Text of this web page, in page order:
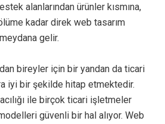
alanlarından ürünler kısmına,
kadar direk web tasarım
gelir.
bireyler için bir yandan da ticari
iyi bir şekilde hitap etmektedir.
ile birçok ticari işletmeler
güvenli bir hal alıyor. Web